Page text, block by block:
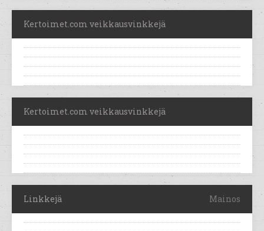
Kertoimet.com veikkausvinkkejä
Kertoimet.com veikkausvinkkejä
Linkkejä Mainos